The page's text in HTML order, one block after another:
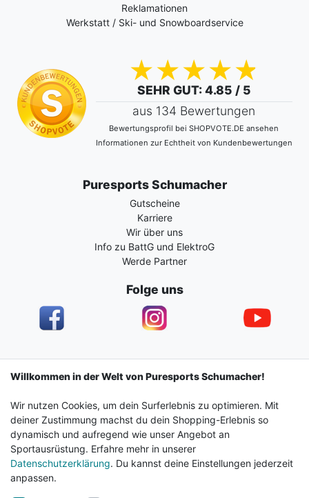
Reklamationen
Werkstatt / Ski- und Snowboardservice
SEHR GUT: 4.85 / 5
aus 134 Bewertungen
Bewertungsprofil bei SHOPVOTE.DE ansehen
Informationen zur Echtheit von Kundenbewertungen
Puresports Schumacher
Gutscheine
Karriere
Wir über uns
Info zu BattG und ElektroG
Werde Partner
Folge uns
Impressum Daten­schutz­erklärung AGB
Barrierefreiheitserklärung Widerrufs­recht
Vertrag widerrufen Kontakt
Willkommen in der Welt von Puresports Schumacher!
Wir nutzen Cookies, um dein Surferlebnis zu optimieren. Mit
deiner Zustimmung machst du dein Shopping-Erlebnis so
dynamisch und aufregend wie unser Angebot an
Sportausrüstung. Erfahre mehr in unserer
Datenschutzerklärung. Du kannst deine Einstellungen jederzeit
anpassen.